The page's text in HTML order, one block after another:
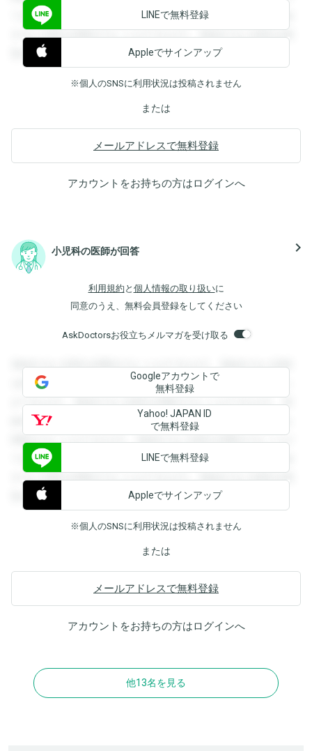
できます。登録すると回答を閲覧することができます。登録
すると回答を閲覧することができます。登録すると回答を閲
覧することができます。
LINEで無料登録
Appleでサインアップ
※個人のSNSに利用状況は投稿されません
または
メールアドレスで無料登録
アカウントをお持ちの方はログインへ
小児科の医師が回答 navigate_next
利用規約 と 個人情報の取り扱いに
同意のうえ、無料会員登録をしてください
AskDoctorsお役立ちメルマガを受け取る
登録すると回答を閲覧することができます。登録すると回答
を閲覧することができます。登録すると回答を閲覧すること
ができます。登録すると回答を閲覧することができます。登
録すると回答を閲覧することができます。登録すると回答を
閲覧することができます。登録すると回答を閲覧することが
できます。登録すると回答を閲覧することができます。登録
すると回答を閲覧することができます。登録すると回答を閲
覧することができます。
Googleアカウントで
無料登録
Yahoo! JAPAN ID
で無料登録
LINEで無料登録
Appleでサインアップ
※個人のSNSに利用状況は投稿されません
または
メールアドレスで無料登録
アカウントをお持ちの方はログインへ
他13名を見る